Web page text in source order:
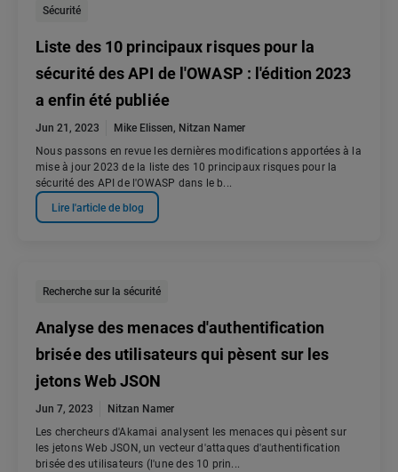
Sécurité
Liste des 10 principaux risques pour la
sécurité des API de l'OWASP : l'édition 2023
a enfin été publiée
Jun 21, 2023 Mike Elissen, Nitzan Namer
Nous passons en revue les dernières modifications apportées à la
mise à jour 2023 de la liste des 10 principaux risques pour la
sécurité des API de l'OWASP dans le b...
Lire l'article de blog
Recherche sur la sécurité
Analyse des menaces d'authentification
brisée des utilisateurs qui pèsent sur les
jetons Web JSON
Jun 7, 2023
Nitzan Namer
Les chercheurs d'Akamai analysent les menaces qui pèsent sur
les jetons Web JSON, un vecteur d'attaques d'authentification
brisée des utilisateurs (l'une des 10 prin...